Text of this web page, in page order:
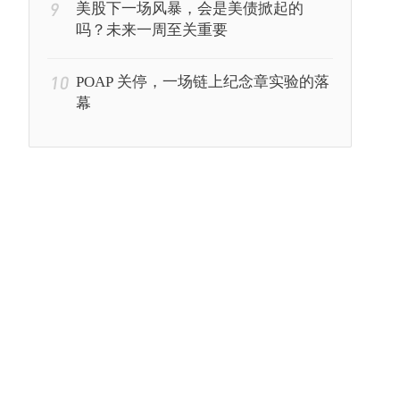
9
美股下一场风暴，会是美债掀起的
吗？未来一周至关重要
10 POAP 关停，一场链上纪念章实验的落
幕